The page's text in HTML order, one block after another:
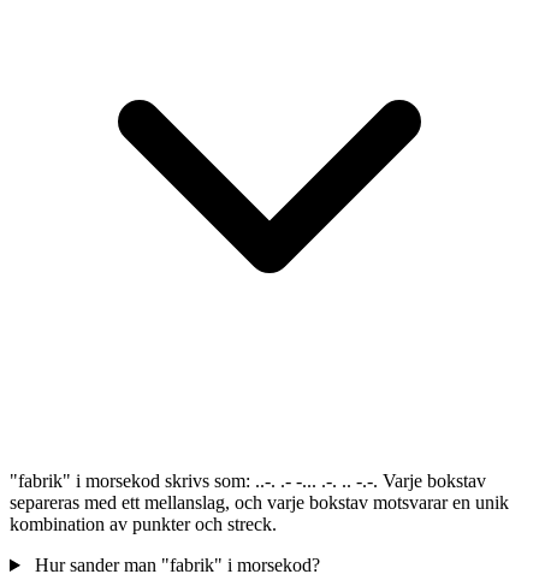
"fabrik" i morsekod skrivs som: ..-. .- -... .-. .. -.-. Varje bokstav
separeras med ett mellanslag, och varje bokstav motsvarar en unik
kombination av punkter och streck.
Hur sander man "fabrik" i morsekod?